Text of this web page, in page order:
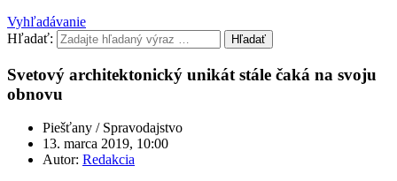
Vyhľadávanie
Hľadať:
Hľadať
Svetový architektonický unikát stále čaká na svoju
obnovu
Piešťany / Spravodajstvo
13. marca 2019, 10:00
Autor: Redakcia